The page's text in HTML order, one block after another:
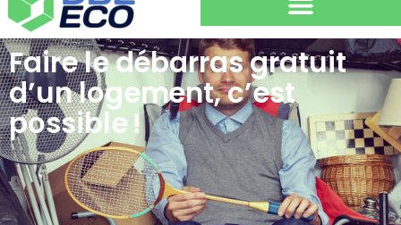
Faire le débarras gratuit
d’un logement, c’est
possible !